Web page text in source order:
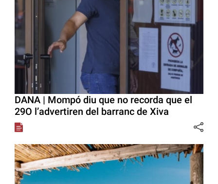
DANA | Mompó diu que no recorda que el
29O l’advertiren del barranc de Xiva